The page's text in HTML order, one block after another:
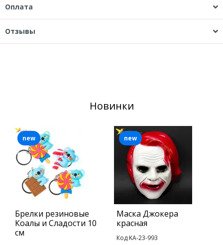
Оплата
Отзывы
Новинки
Брелки резиновые
Коалы и Сладости 10
см
new
Маска Джокера
красная
Код KA-23-993
new